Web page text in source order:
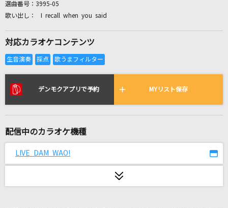
カラオケリクエスト
リアルタイムで歌われている曲の一覧
[生音]カブトムシ
[生音]あー夏休み
TUBE(チューブ)
菅田将暉
選曲番号： 3995-05
I recall when you said
対応カラオケコンテンツ
デンモクアプリで予約 MYリスト保存
配信中のカラオケ機種
LIVE DAM WAO!